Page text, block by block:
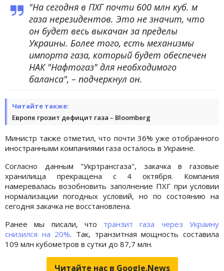
"На сегодня в ПХГ почти 600 млн куб. м
газа нерезидентов. Это не значит, что
он будет весь выкачан за пределы
Украины. Более того, есть механизмы
импорта газа, который будет обеспечен
НАК "Нафтогаз" для необходимого
баланса", – подчеркнул он.
Читайте также:
Европе грозит дефицит газа – Bloomberg
Министр также отметил, что почти 36% уже отобранного
иностранными компаниями газа осталось в Украине.
Согласно данным "Укртрансгаза", закачка в газовые
хранилища прекращена с 4 октября. Компания
намеревалась возобновить заполнение ПХГ при условии
нормализации погодных условий, но по состоянию на
сегодня закачка не восстановлена.
Ранее мы писали, что транзит газа через Украину
снизился на 20%. Так, транзитная мощность составила
109 млн кубометров в сутки до 87,7 млн.
Читайте нас в Google.News